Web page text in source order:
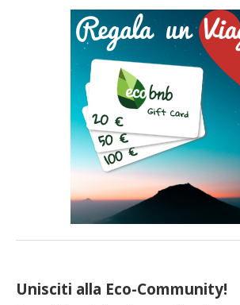
Unisciti alla Eco-Community!